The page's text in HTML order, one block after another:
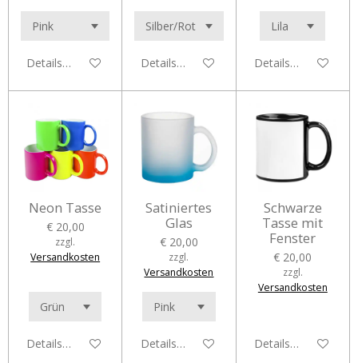
Details anzeigen Details anzeigen Details anzeigen
Neon Tasse
€ 20,00
zzgl.
Versandkosten
Details anzeigen
Satiniertes
Glas
€ 20,00
zzgl.
Versandkosten
Details anzeigen
Schwarze
Tasse mit
Fenster
€ 20,00
zzgl.
Versandkosten
Details anzeigen